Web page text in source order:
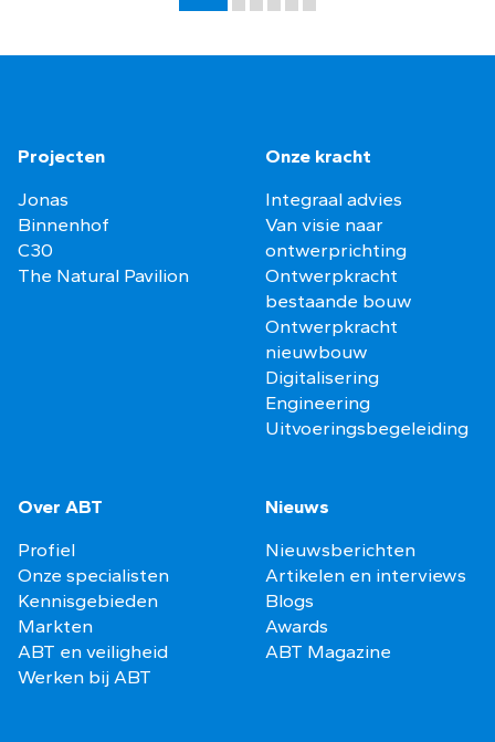
Projecten
Jonas
Binnenhof
C30
The Natural Pavilion
Onze kracht
Integraal advies
Van visie naar
ontwerprichting
Ontwerpkracht
bestaande bouw
Ontwerpkracht
nieuwbouw
Digitalisering
Engineering
Uitvoeringsbegeleiding
Over ABT
Profiel
Onze specialisten
Kennisgebieden
Markten
ABT en veiligheid
Werken bij ABT
Nieuws
Nieuwsberichten
Artikelen en interviews
Blogs
Awards
ABT Magazine